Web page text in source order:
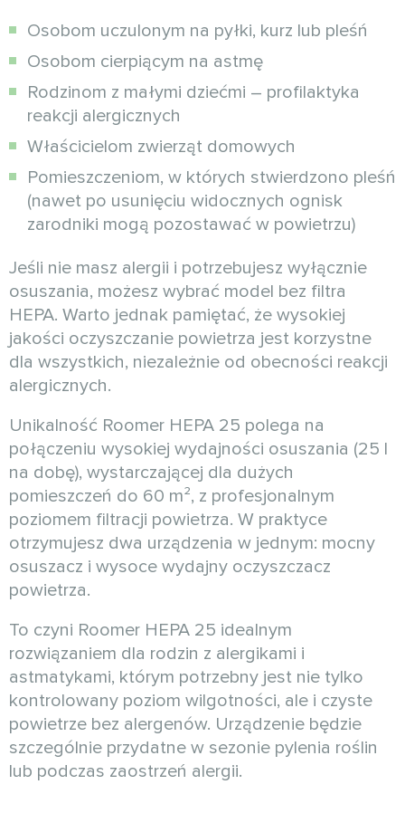
Osobom uczulonym na pyłki, kurz lub pleśń
Osobom cierpiącym na astmę
Rodzinom z małymi dziećmi – profilaktyka
reakcji alergicznych
Właścicielom zwierząt domowych
Pomieszczeniom, w których stwierdzono pleśń
(nawet po usunięciu widocznych ognisk
zarodniki mogą pozostawać w powietrzu)
Jeśli nie masz alergii i potrzebujesz wyłącznie
osuszania, możesz wybrać model bez filtra
HEPA. Warto jednak pamiętać, że wysokiej
jakości oczyszczanie powietrza jest korzystne
dla wszystkich, niezależnie od obecności reakcji
alergicznych.
Unikalność Roomer HEPA 25 polega na
połączeniu wysokiej wydajności osuszania (25 l
na dobę), wystarczającej dla dużych
pomieszczeń do 60 m², z profesjonalnym
poziomem filtracji powietrza. W praktyce
otrzymujesz dwa urządzenia w jednym: mocny
osuszacz i wysoce wydajny oczyszczacz
powietrza.
To czyni Roomer HEPA 25 idealnym
rozwiązaniem dla rodzin z alergikami i
astmatykami, którym potrzebny jest nie tylko
kontrolowany poziom wilgotności, ale i czyste
powietrze bez alergenów. Urządzenie będzie
szczególnie przydatne w sezonie pylenia roślin
lub podczas zaostrzeń alergii.